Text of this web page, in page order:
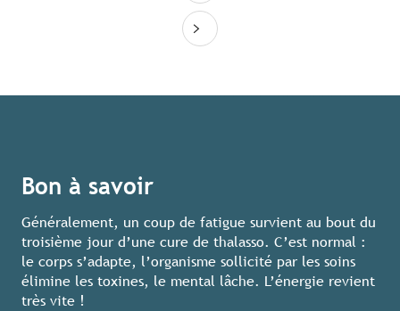
Bon à savoir
Généralement, un coup de fatigue survient au bout du
troisième jour d’une cure de thalasso. C’est normal :
le corps s’adapte, l’organisme sollicité par les soins
élimine les toxines, le mental lâche. L’énergie revient
très vite !